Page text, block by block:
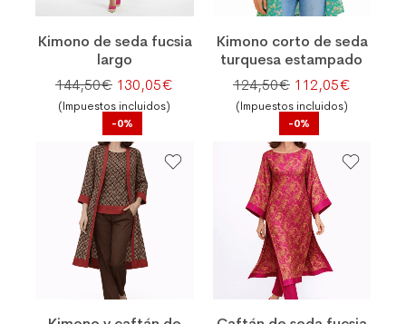
Kimono de seda fucsia
largo
144,50€ El precio original era: 144,50€.
130,05€ El precio actual es: 130,05€.
(Impuestos incluidos)
-0%
Kimono corto de seda
turquesa estampado
124,50€ El precio
112,05€El
(Impuestos incluidos)
-0%